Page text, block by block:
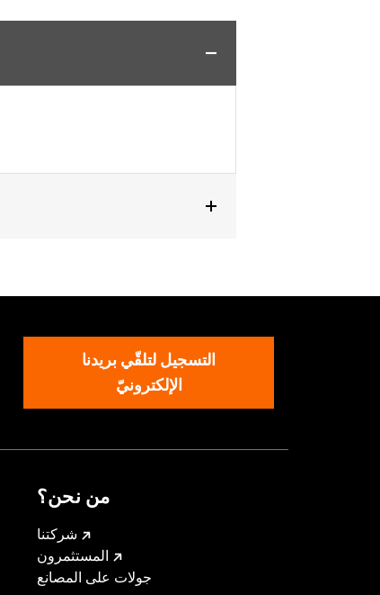
التسجيل لتلقّي بريدنا
الإلكترونيّ
من نحن؟
شركتنا
المستثمرون
جولات على المصانع